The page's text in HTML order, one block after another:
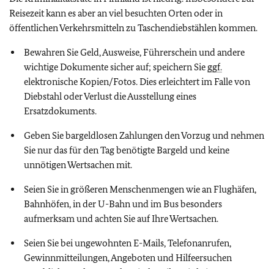
Reisezeit kann es aber an viel besuchten Orten oder in
öffentlichen Verkehrsmitteln zu Taschendiebstählen kommen.
Bewahren Sie Geld, Ausweise, Führerschein und andere
wichtige Dokumente sicher auf; speichern Sie ggf.
elektronische Kopien/Fotos. Dies erleichtert im Falle von
Diebstahl oder Verlust die Ausstellung eines
Ersatzdokuments.
Geben Sie bargeldlosen Zahlungen den Vorzug und nehmen
Sie nur das für den Tag benötigte Bargeld und keine
unnötigen Wertsachen mit.
Seien Sie in größeren Menschenmengen wie an Flughäfen,
Bahnhöfen, in der U-Bahn und im Bus besonders
aufmerksam und achten Sie auf Ihre Wertsachen.
Seien Sie bei ungewohnten E-Mails, Telefonanrufen,
Gewinnmitteilungen, Angeboten und Hilfeersuchen